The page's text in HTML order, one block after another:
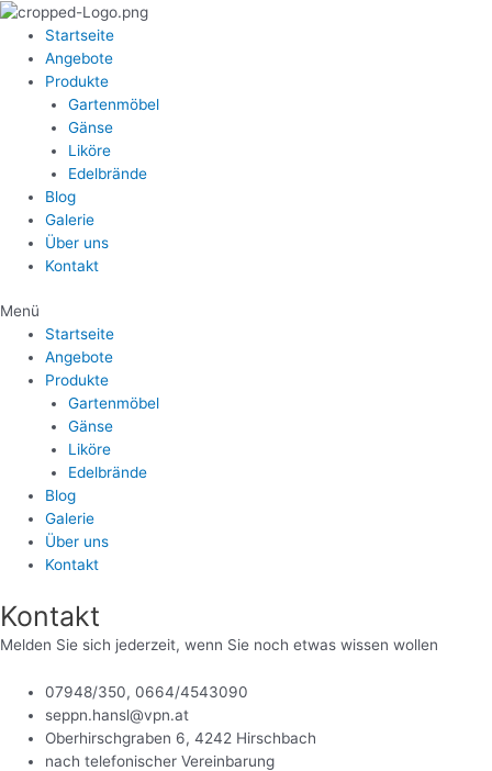
Zum
Inhalt
springen
Startseite
Angebote
Produkte
Gartenmöbel
Gänse
Liköre
Edelbrände
Blog
Galerie
Über uns
Kontakt
Menü
Startseite
Angebote
Produkte
Gartenmöbel
Gänse
Liköre
Edelbrände
Blog
Galerie
Über uns
Kontakt
Kontakt
Melden Sie sich jederzeit, wenn Sie noch etwas wissen wollen
07948/350, 0664/4543090
seppn.hansl@vpn.at
Oberhirschgraben 6, 4242 Hirschbach
nach telefonischer Vereinbarung